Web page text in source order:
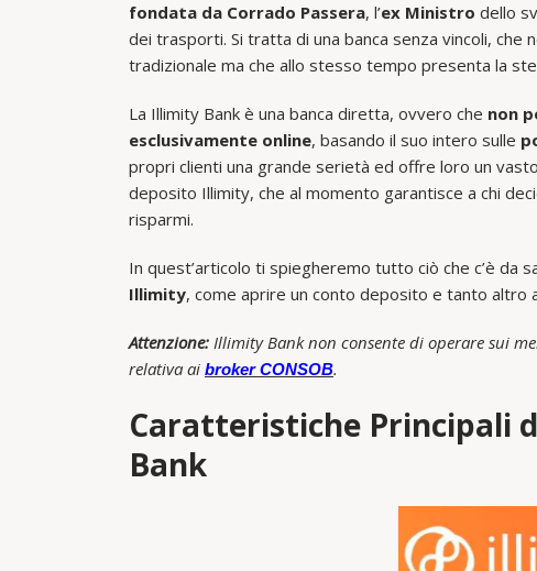
fondata da Corrado Passera, l’ex Ministro dello
dei trasporti. Si tratta di una banca senza vincoli,
tradizionale ma che allo stesso tempo presenta la
La Illimity Bank è una banca diretta, ovvero che non
esclusivamente online, basando il suo intero sulle
propri clienti una grande serietà ed offre loro un
deposito Illimity, che al momento garantisce a chi
risparmi.
In quest’articolo ti spiegheremo tutto ciò che c’è da
Illimity, come aprire un conto deposito e tanto altro
Attenzione: Illimity Bank non consente di operare sui
relativa ai broker CONSOB.
Caratteristiche Principali
Bank